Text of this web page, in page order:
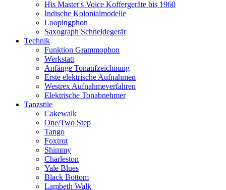
His Master's Voice Koffergeräte bis 1960
Indische Kolonialmodelle
Loopingphon
Saxograph Schneidegerät
Technik
Funktion Grammophon
Werkstatt
Anfänge Tonaufzeichnung
Erste elektrische Aufnahmen
Westrex Aufnahmeverfahren
Elektrische Tonabnehmer
Tanzstile
Cakewalk
One/Two Step
Tango
Foxtrot
Shimmy
Charleston
Yale Blues
Black Bottom
Lambeth Walk